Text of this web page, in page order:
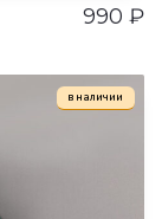
990 ₽
в наличии